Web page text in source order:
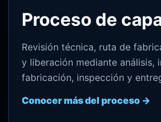
Proceso de
Revisión técnica, ruta de
y liberación mediante análisis,
fabricación, inspección y
Conocer más del proceso →